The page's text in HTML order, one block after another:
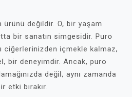
değildir. O, bir yaşam
bir sanatın simgesidir. Puro
ciğerlerinizden içmekle kalmaz,
bir deneyimdir. Ancak, puro
değil, aynı zamanda
etki bırakır.